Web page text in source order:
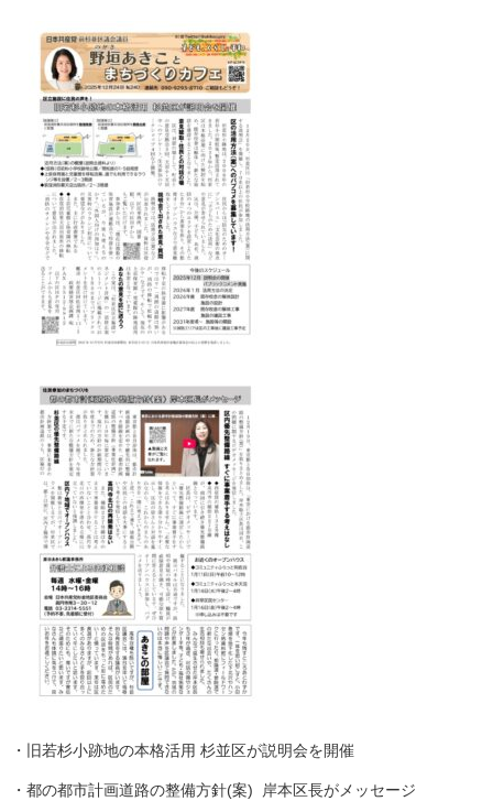
・旧若杉小跡地の本格活用 杉並区が説明会を開催
・都の都市計画道路の整備方針(案) 岸本区長がメッセージ